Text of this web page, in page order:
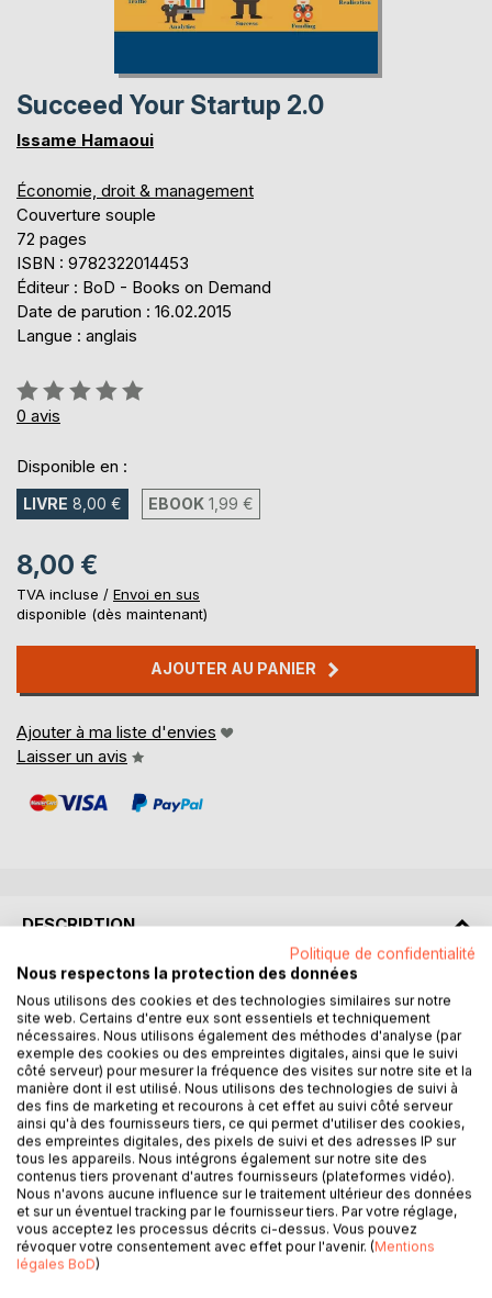
Succeed Your Startup 2.0
Issame Hamaoui
Économie, droit & management
Couverture souple
72 pages
ISBN : 9782322014453
Éditeur : BoD - Books on Demand
Date de parution : 16.02.2015
Langue : anglais
Évaluation:
0%
0 avis
Disponible en :
LIVRE 8,00 € EBOOK 1,99 €
8,00 €
TVA incluse / Envoi en sus
disponible (dès maintenant)
AJOUTER AU PANIER
Ajouter à ma liste d'envies
Laisser un avis
DESCRIPTION
What's more exciting than creating our own internet
business.
In a few pages, this book gives you a methodology to build
and succeed an online startup step by step: Find an idea;
write the business plan; establish the specifications and
design the mockup; choose the solution for the realisation
of the website/mobile application; choose the appropriate
legal structure.
It also provides techniques to increase website traffic
(SEO, PPC, ...) and effectively measure the visitor
numbers.
Politique de confidentialité
Nous respectons la protection des données
Nous utilisons des cookies et des technologies similaires sur notre
site web. Certains d'entre eux sont essentiels et techniquement
nécessaires. Nous utilisons également des méthodes d'analyse (par
exemple des cookies ou des empreintes digitales, ainsi que le suivi
côté serveur) pour mesurer la fréquence des visites sur notre site et la
manière dont il est utilisé. Nous utilisons des technologies de suivi à
des fins de marketing et recourons à cet effet au suivi côté serveur
ainsi qu'à des fournisseurs tiers, ce qui permet d'utiliser des cookies,
des empreintes digitales, des pixels de suivi et des adresses IP sur
tous les appareils. Nous intégrons également sur notre site des
contenus tiers provenant d'autres fournisseurs (plateformes vidéo).
Nous n'avons aucune influence sur le traitement ultérieur des données
et sur un éventuel tracking par le fournisseur tiers. Par votre réglage,
vous acceptez les processus décrits ci-dessus. Vous pouvez
révoquer votre consentement avec effet pour l'avenir. (Mentions
légales BoD)